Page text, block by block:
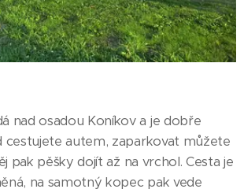
nad osadou Koníkov a je dobře
cestujete autem, zaparkovat můžete
pak pěšky dojít až na vrchol. Cesta je
na samotný kopec pak vede